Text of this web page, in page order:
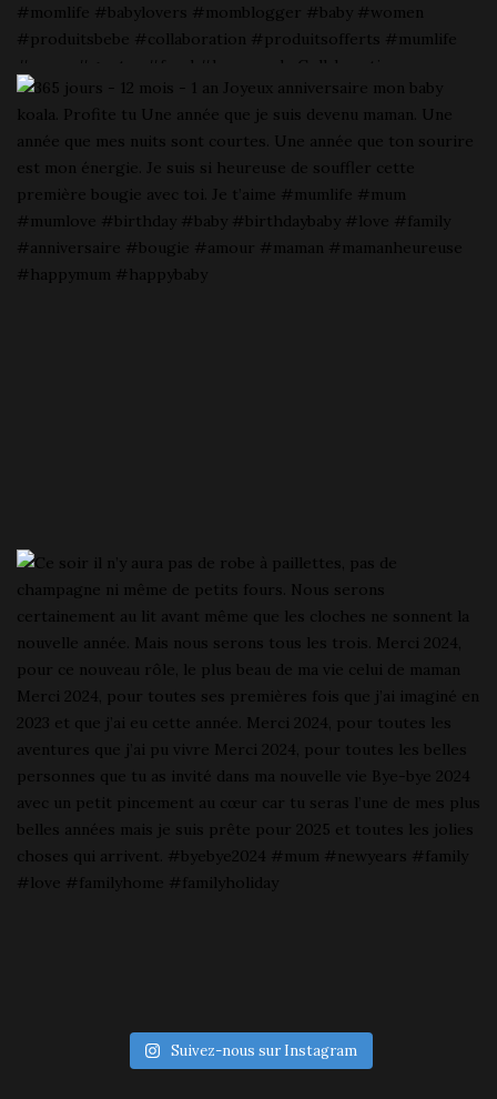
Suivez-nous sur Instagram